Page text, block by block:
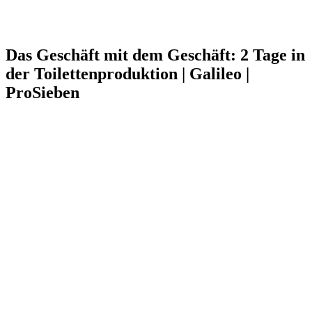
Das Geschäft mit dem Geschäft: 2 Tage in
der Toilettenproduktion | Galileo |
ProSieben